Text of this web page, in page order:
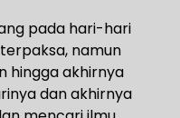
pada hari-hari
namun
hingga akhirnya
dan akhirnya